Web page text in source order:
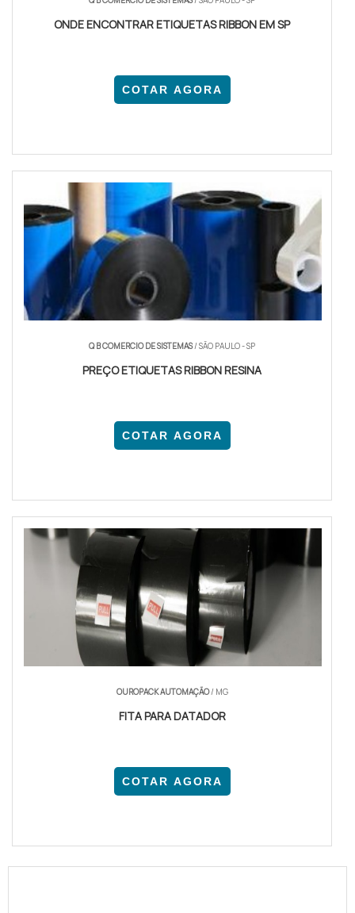
ONDE ENCONTRAR ETIQUETAS RIBBON EM SP
COTAR AGORA
Q B COMERCIO DE SISTEMAS/ SÃO PAULO - SP
PREÇO ETIQUETAS RIBBON RESINA
COTAR AGORA
OUROPACK AUTOMAÇÃO/ MG
FITA PARA DATADOR
COTAR AGORA